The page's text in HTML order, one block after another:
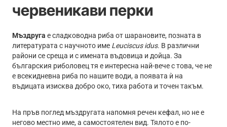
червеникави перки
Мъздруга е сладководна риба от шарановите, позната в
литературата с научното име Leuciscus idus. В различни
райони се среща и с имената въдовица и дойца. За
българския риболовец тя е интересна най-вече с това, че не
е всекидневна риба по нашите води, а появата ѝ на
въдицата изисква добро око, тиха работа и точен такъм.
На пръв поглед мъздругата напомня речен кефал, но не е
негово местно име, а самостоятелен вид. Тялото е по-